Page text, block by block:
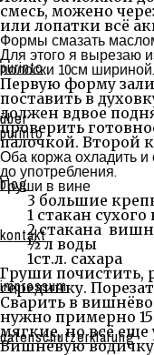
purinto
über
purinto
blog
kontakt
impressum
datenschutzerklärung
смесь, можено
или лопатки всё
Формы смазать
Для этого я вырезаю
полоски 10см шириной.
Первую форму
поставить в
должен вдвое
проверить
палочкой. Второй
Оба коржа охладить и
до употребления.
Груши в вине
3 большие
1 стакан
2 стакана
½ л воды
1ст.л. сахара
Груши почистить,
серединку.
Сварить в
нужно примерно
мягкие, но всё еще
Вишнёвую